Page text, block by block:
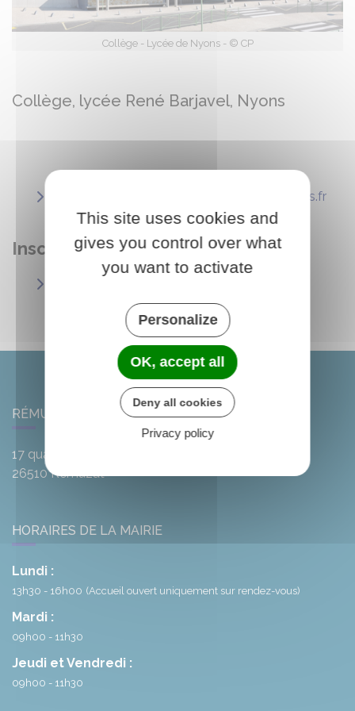
Collège - Lycée de Nyons - © CP
Collège, lycée René Barjavel, Nyons
roumanille-barjavel.ent.auvergnerhonealpes.fr
Inscriptions transports scolaire:
RÉMUZAT
17 quai de l'Oule
26510Rémuzat
HORAIRES DE LA MAIRIE
Lundi :
13h30 - 16h00 (Accueil ouvert uniquement sur rendez-vous)
Mardi :
09h00 - 11h30
Jeudi et Vendredi :
09h00 - 11h30
This site uses cookies and
gives you control over what
you want to activate
Personalize
OK, accept all
Deny all cookies
Privacy policy